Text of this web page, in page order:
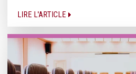
LIRE L'ARTICLE